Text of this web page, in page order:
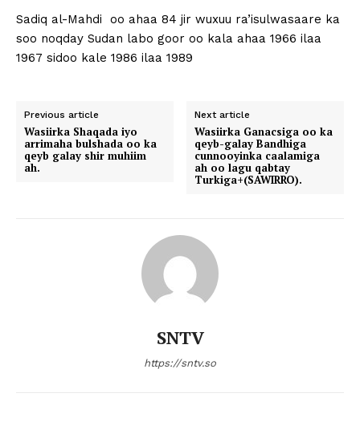
Sadiq al-Mahdi
oo ahaa 84 jir wuxuu ra’isulwasaare ka
soo noqday Sudan labo goor oo kala ahaa 1966 ilaa
1967 sidoo kale 1986 ilaa 1989
Previous article
Wasiirka Shaqada iyo
arrimaha bulshada oo ka
qeyb galay shir muhiim
ah.
Next article
Wasiirka Ganacsiga oo ka
qeyb-galay Bandhiga
cunnooyinka caalamiga
ah oo lagu qabtay
Turkiga+(SAWIRRO).
SNTV
https://sntv.so